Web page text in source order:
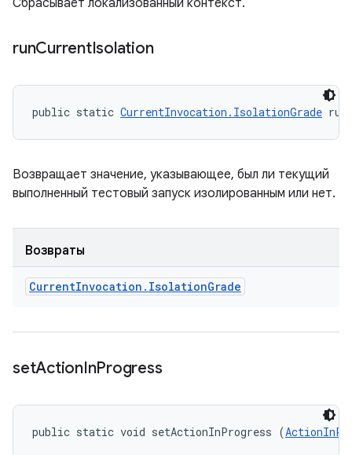
Сбрасывает локализованный контекст.
runCurrentIsolation
public static CurrentInvocation.IsolationGrade
Возвращает значение, указывающее, был ли текущий
выполненный тестовый запуск изолированным или нет.
Возвраты
CurrentInvocation . IsolationGrade
setActionInProgress
public static void setActionInProgress (